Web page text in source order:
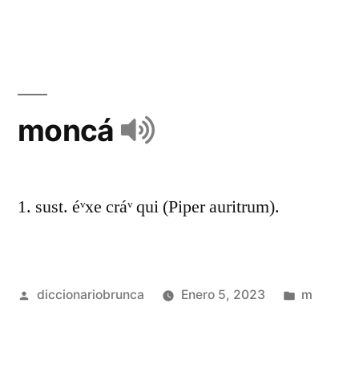
moncá
1. sust. éᵛxe cráᵛ qui (Piper auritrum).
diccionariobrunca Enero 5, 2023 m